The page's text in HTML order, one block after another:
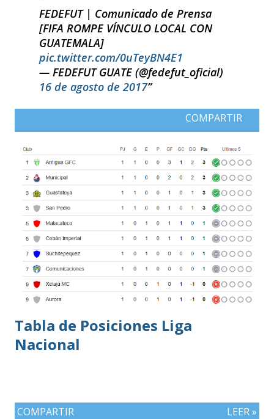
FEDEFUT | Comunicado de Prensa
[FIFA ROMPE VÍNCULO LOCAL CON
GUATEMALA]
pic.twitter.com/0uTeyBN4E1
— FEDEFUT GUATE (@fedefut_oficial)
16 de agosto de 2017
COMPARTIR
Tabla de Posiciones Liga
Nacional
COMPARTIR LEER »